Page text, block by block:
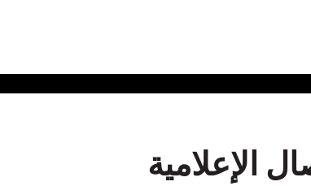
الإعلامية